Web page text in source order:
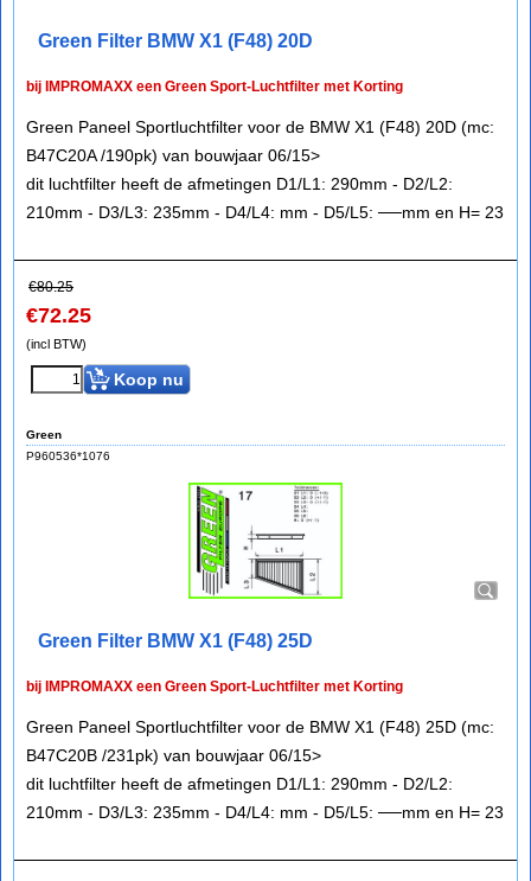
Green Filter BMW X1 (F48) 20D
bij IMPROMAXX een Green Sport-Luchtfilter met Korting
Green Paneel Sportluchtfilter voor de BMW X1 (F48) 20D (mc:
B47C20A /190pk) van bouwjaar 06/15>
dit luchtfilter heeft de afmetingen D1/L1: 290mm - D2/L2:
210mm - D3/L3: 235mm - D4/L4: mm - D5/L5: ──mm en H= 23
€80.25
€72.25
(incl BTW)
Koop nu
Green
P960536*1076
Green Filter BMW X1 (F48) 25D
bij IMPROMAXX een Green Sport-Luchtfilter met Korting
Green Paneel Sportluchtfilter voor de BMW X1 (F48) 25D (mc:
B47C20B /231pk) van bouwjaar 06/15>
dit luchtfilter heeft de afmetingen D1/L1: 290mm - D2/L2:
210mm - D3/L3: 235mm - D4/L4: mm - D5/L5: ──mm en H= 23